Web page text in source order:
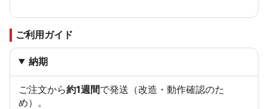
ご利用ガイド
納期
ご注文から約1週間で発送（改造・動作確認のた
め）。